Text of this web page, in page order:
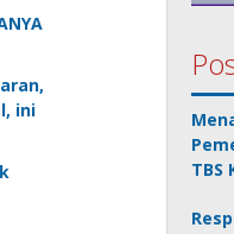
ini
TBS